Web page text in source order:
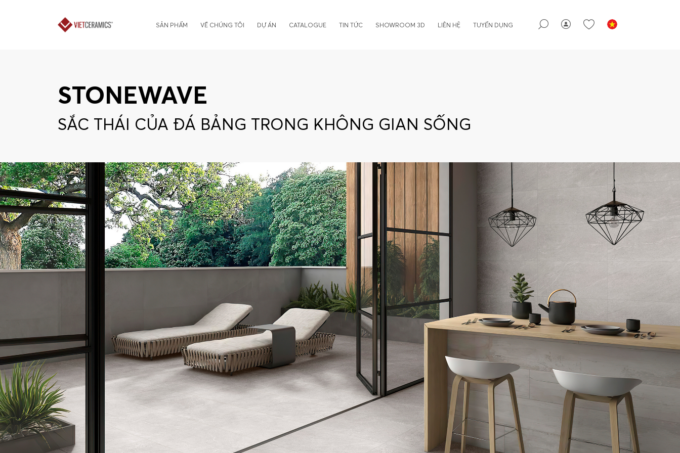
SẢN PHẨM VỀ CHÚNG TÔI DỰ ÁN CATALOGUE TIN TỨC SHOWROOM 3D LIÊN HỆ TUYỂN DỤNG
STONEWAVE
SẮC THÁI CỦA ĐÁ BẢNG TRONG KHÔNG GIAN SỐNG